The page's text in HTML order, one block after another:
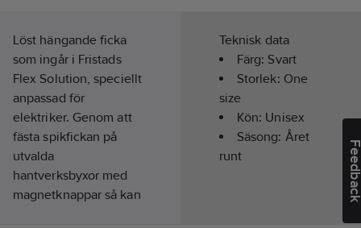
Löst hängande ficka
som ingår i Fristads
Flex Solution, speciellt
anpassad för
elektriker. Genom att
fästa spikfickan på
utvalda
hantverksbyxor med
magnetknappar så kan
Teknisk data
Färg:Svart
Storlek: One
size
Kön: Unisex
Säsong: Året
runt